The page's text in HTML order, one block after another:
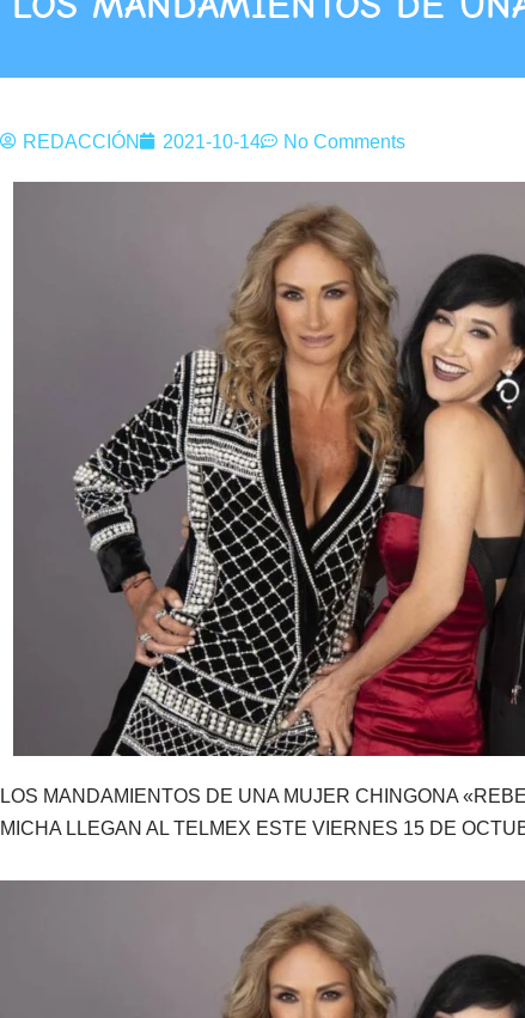
REDACCIÓN 2021-10-14 No Comments
LOS MANDAMIENTOS DE UNA MUJER CHINGONA
MICHA LLEGAN AL TELMEX ESTE VIERNES 15 DE